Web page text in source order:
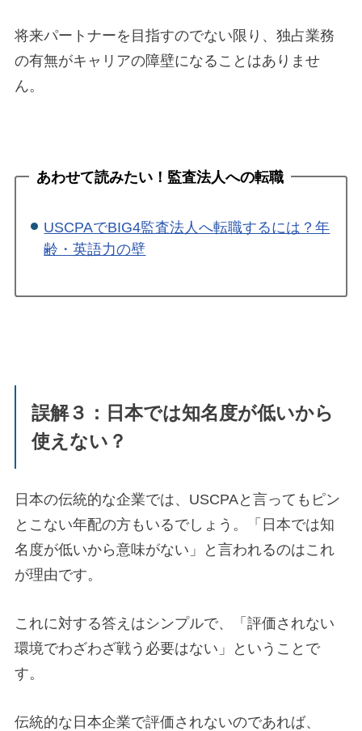
将来パートナーを目指すのでない限り、独占業務
の有無がキャリアの障壁になることはありませ
ん。
あわせて読みたい！監査法人への転職
USCPAでBIG4監査法人へ転職するには？年
齢・英語力の壁
誤解３：日本では知名度が低いから
使えない？
日本の伝統的な企業では、USCPAと言ってもピン
とこない年配の方もいるでしょう。「日本では知
名度が低いから意味がない」と言われるのはこれ
が理由です。
これに対する答えはシンプルで、「評価されない
環境でわざわざ戦う必要はない」ということで
す。
伝統的な日本企業で評価されないのであれば、